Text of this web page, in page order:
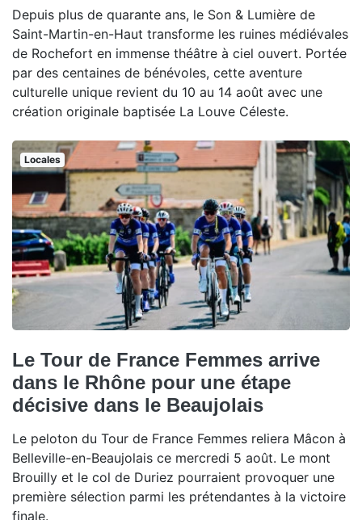
Depuis plus de quarante ans, le Son & Lumière de
Saint-Martin-en-Haut transforme les ruines médiévales
de Rochefort en immense théâtre à ciel ouvert. Portée
par des centaines de bénévoles, cette aventure
culturelle unique revient du 10 au 14 août avec une
création originale baptisée La Louve Céleste.
Locales
Le Tour de France Femmes arrive
dans le Rhône pour une étape
décisive dans le Beaujolais
Le peloton du Tour de France Femmes reliera Mâcon à
Belleville-en-Beaujolais ce mercredi 5 août. Le mont
Brouilly et le col de Duriez pourraient provoquer une
première sélection parmi les prétendantes à la victoire
finale.